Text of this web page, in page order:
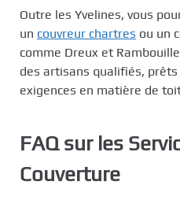
Outre les Yvelines, vous
un couvreur chartres ou un
comme Dreux et
des artisans qualifiés, prêts
exigences en matière de
FAQ sur les
Couverture